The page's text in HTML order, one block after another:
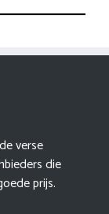
verse
die
prijs.